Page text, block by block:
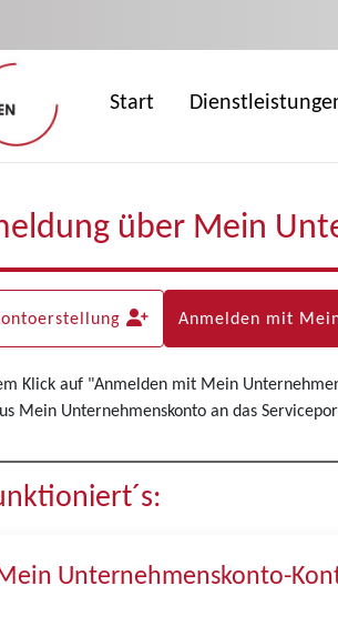
Start
über Mein
Anmelden mit
Klick auf "Anmelden mit Mein
Mein Unternehmenskonto an das
Unternehmenskonto-